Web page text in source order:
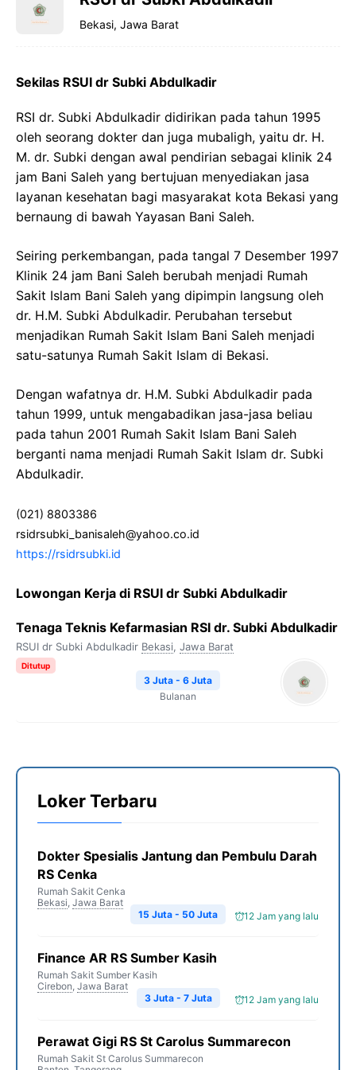
Bekasi, Jawa Barat
Sekilas RSUI dr Subki Abdulkadir
RSI dr. Subki Abdulkadir didirikan pada tahun 1995
oleh seorang dokter dan juga mubaligh, yaitu dr. H.
M. dr. Subki dengan awal pendirian sebagai klinik 24
jam Bani Saleh yang bertujuan menyediakan jasa
layanan kesehatan bagi masyarakat kota Bekasi yang
bernaung di bawah Yayasan Bani Saleh.
Seiring perkembangan, pada tangal 7 Desember 1997
Klinik 24 jam Bani Saleh berubah menjadi Rumah
Sakit Islam Bani Saleh yang dipimpin langsung oleh
dr. H.M. Subki Abdulkadir. Perubahan tersebut
menjadikan Rumah Sakit Islam Bani Saleh menjadi
satu-satunya Rumah Sakit Islam di Bekasi.
Dengan wafatnya dr. H.M. Subki Abdulkadir pada
tahun 1999, untuk mengabadikan jasa-jasa beliau
pada tahun 2001 Rumah Sakit Islam Bani Saleh
berganti nama menjadi Rumah Sakit Islam dr. Subki
Abdulkadir.
(021) 8803386
rsidrsubki_banisaleh@yahoo.co.id
https://rsidrsubki.id
Lowongan Kerja di RSUI dr Subki Abdulkadir
Tenaga Teknis Kefarmasian RSI dr. Subki Abdulkadir
RSUI dr Subki Abdulkadir Bekasi, Jawa Barat
Ditutup
3 Juta - 6 Juta
Bulanan
Loker Terbaru
Dokter Spesialis Jantung dan Pembulu Darah
RS Cenka
Rumah Sakit Cenka
Bekasi, Jawa Barat
12 Jam yang lalu
15 Juta - 50 Juta
Finance AR RS Sumber Kasih
Rumah Sakit Sumber Kasih
Cirebon, Jawa Barat
12 Jam yang lalu
3 Juta - 7 Juta
Perawat Gigi RS St Carolus Summarecon
Rumah Sakit St Carolus Summarecon